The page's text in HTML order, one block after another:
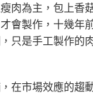
肉為主，包上香
會製作，十幾年
只是手工製作的
在市場效應的趨